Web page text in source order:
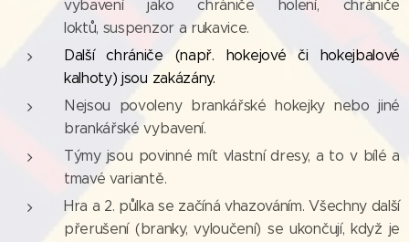
vybavení jako chrániče holení, chrániče
loktů, suspenzor a rukavice.
Další chrániče (např. hokejové či hokejbalové
kalhoty) jsou zakázány.
Nejsou povoleny brankářské hokejky nebo jiné
brankářské vybavení.
Týmy jsou povinné mít vlastní dresy, a to v bílé a
tmavé variantě.
Hra a 2. půlka se začíná vhazováním. Všechny další
přerušení (branky, vyloučení) se ukončují, když je